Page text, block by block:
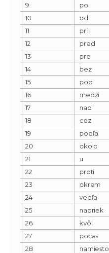
9
po
10
od
11
pri
12
pred
13
pre
14
bez
15
pod
16
medzi
17
nad
18
cez
19
podľa
20
okolo
21
u
22
proti
23
okrem
24
vedľa
25
napriek
26
kvôli
27
počas
28
namiesto